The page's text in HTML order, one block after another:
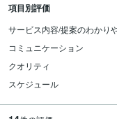
項目別評価
サービス内容/提案のわかり
コミュニケーション
クオリティ
スケジュール